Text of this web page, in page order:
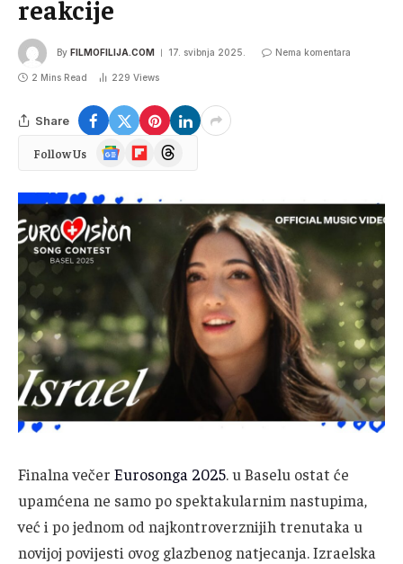
reakcije
By FILMOFILIJA.COM 17. svibnja 2025. Nema komentara
2 Mins Read 229 Views
Share
Follow Us
GoogleFlipboardThreads
Finalna večer Eurosonga 2025. u Baselu ostat će
upamćena ne samo po spektakularnim nastupima,
već i po jednom od najkontroverznijih trenutaka u
novijoj povijesti ovog glazbenog natjecanja. Izraelska